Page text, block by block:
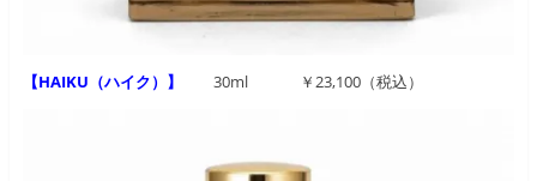
【HAIKU（ハイク）】 30ml ￥23,100（税込）